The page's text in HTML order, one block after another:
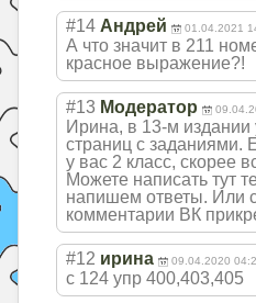
#14 Андрей 01.04.2021
А что значит в 211
красное выражение?!
#13 Модератор
Ирина, в 13-м издании
страниц с заданиями.
у вас 2 класс, скорее
Можете написать тут
напишем ответы. Или
комментарии ВК
#12 ирина 09.04.2020
с 124 упр 400,403,405